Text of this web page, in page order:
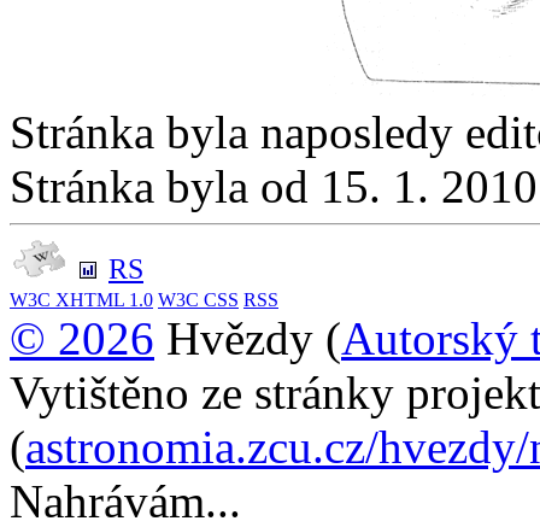
Stránka byla naposledy
Stránka byla od 15. 1.
RS
W3C XHTML 1.0 W3C CSS RSS
© 2026 Hvězdy (Autorský
Vytištěno ze stránky
(astronomia.zcu.cz/
Nahrávám...